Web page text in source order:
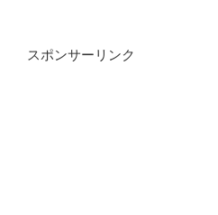
スポンサーリンク